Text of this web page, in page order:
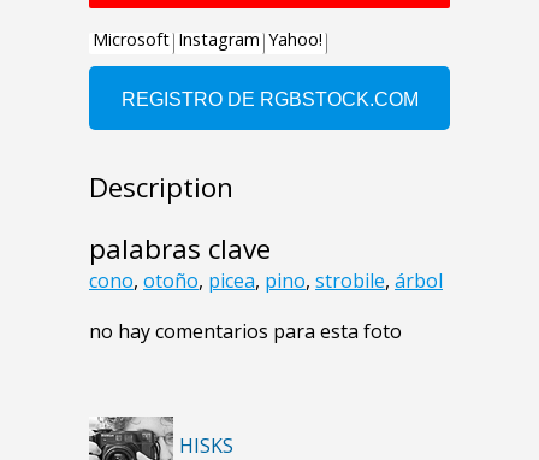
Description
palabras clave
cono, otoño, picea, pino, strobile, árbol
no hay comentarios para esta foto
HISKS